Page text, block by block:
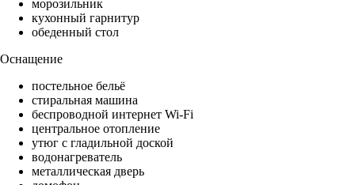
морозильник
кухонный гарнитур
обеденный стол
Оснащение
постельное бельё
стиральная машина
беспроводной интернет Wi-Fi
центральное отопление
утюг с гладильной доской
водонагреватель
металлическая дверь